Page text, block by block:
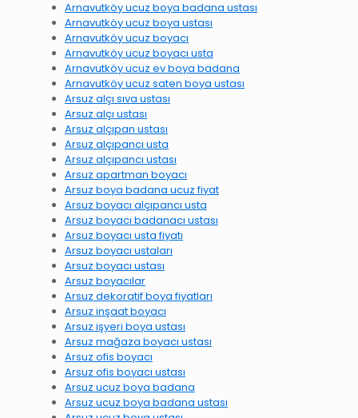
Arnavutköy ucuz boya badana ustası
Arnavutköy ucuz boya ustası
Arnavutköy ucuz boyacı
Arnavutköy ucuz boyacı usta
Arnavutköy ucuz ev boya badana
Arnavutköy ucuz saten boya ustası
Arsuz alçı sıva ustası
Arsuz alçı ustası
Arsuz alçıpan ustası
Arsuz alçıpancı usta
Arsuz alçıpancı ustası
Arsuz apartman boyacı
Arsuz boya badana ucuz fiyat
Arsuz boyacı alçıpancı usta
Arsuz boyacı badanacı ustası
Arsuz boyacı usta fiyatı
Arsuz boyacı ustaları
Arsuz boyacı ustası
Arsuz boyacılar
Arsuz dekoratif boya fiyatları
Arsuz inşaat boyacı
Arsuz işyeri boya ustası
Arsuz mağaza boyacı ustası
Arsuz ofis boyacı
Arsuz ofis boyacı ustası
Arsuz ucuz boya badana
Arsuz ucuz boya badana ustası